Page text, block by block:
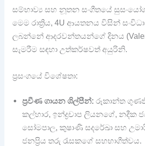
සම්භාව්‍ය සහ නූතන සංගීතයේ
මෙම රාත්‍රිය, 4U ආයතනය විසින්
ලබන්නේ ආදරවන්තයන්ගේ දිනය
සැමරීම සඳහා උත්කර්ෂවත් අයුරිනි.
ප්‍රසංගයේ විශේෂතා:
ප්‍රවීණ ගායන ශිල්පීන්: රූකාන්ත
කල්හාර, ඉන්ද්‍රචාප ලියනගේ, නදීක
සෝමපාල, කුෂාණි සදරේඛා සහ
ජනප්‍රිය තරු රැසකගේ සහභාගීත්වය.